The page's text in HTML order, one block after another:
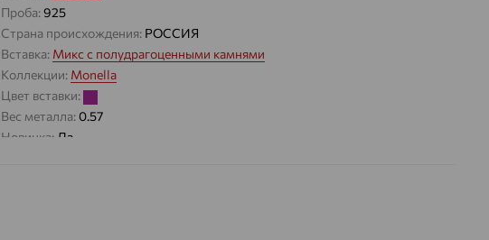
Проба:925
Страна происхождения: РОССИЯ
Вставка: Микс с полудрагоценными камнями
Коллекции: Monella
Цвет вставки:
Вес металла:0.57
Новинка: Да